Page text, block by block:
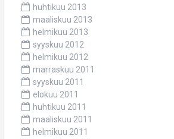
huhtikuu 2013
maaliskuu 2013
helmikuu 2013
syyskuu 2012
helmikuu 2012
marraskuu 2011
syyskuu 2011
elokuu 2011
huhtikuu 2011
maaliskuu 2011
helmikuu 2011